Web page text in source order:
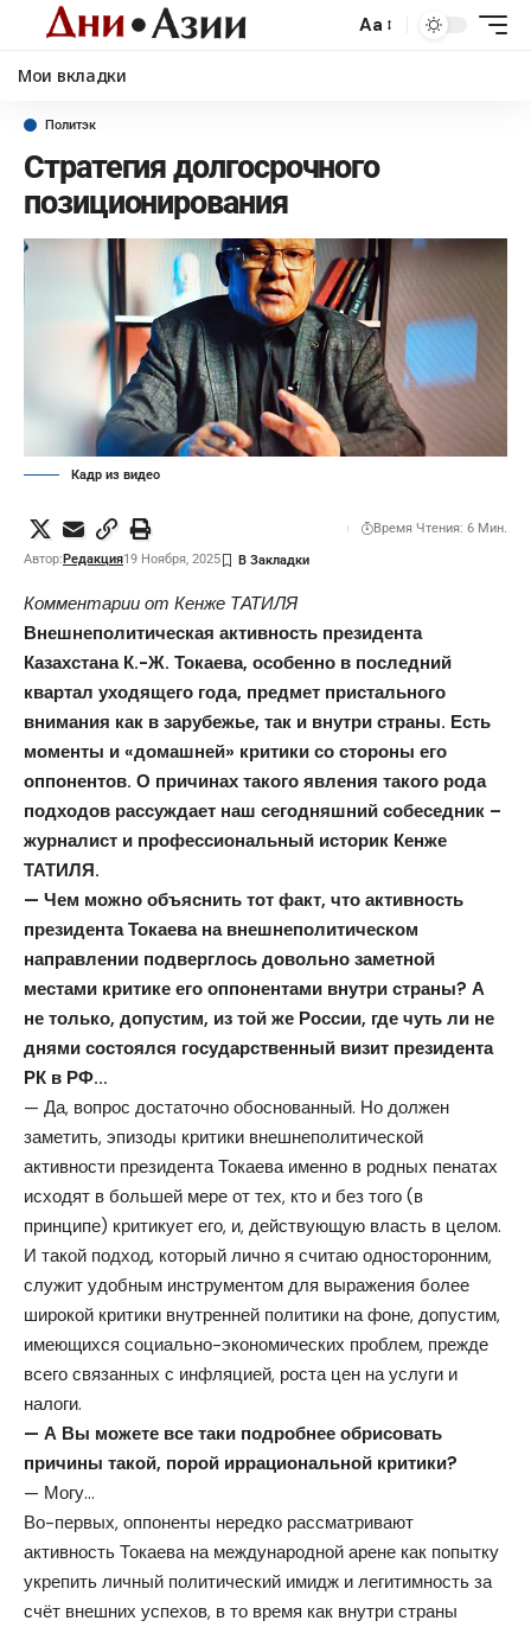
Aa
Мои вкладки
Политэк
Стратегия долгосрочного
позиционирования
Кадр из видео
Автор:Редакция19 Ноября, 2025
Время Чтения: 6 Мин.
Комментарии от Кенже ТАТИЛЯ
Внешнеполитическая активность президента
Казахстана К.-Ж. Токаева, особенно в последний
квартал уходящего года, предмет пристального
внимания как в зарубежье, так и внутри страны. Есть
моменты и «домашней» критики со стороны его
оппонентов. О причинах такого явления такого рода
подходов рассуждает наш сегодняшний собеседник –
журналист и профессиональный историк Кенже
ТАТИЛЯ.
— Чем можно объяснить тот факт, что активность
президента Токаева на внешнеполитическом
направлении подверглось довольно заметной
местами критике его оппонентами внутри страны? А
не только, допустим, из той же России, где чуть ли не
днями состоялся государственный визит президента
РК в РФ…
— Да, вопрос достаточно обоснованный. Но должен
заметить, эпизоды критики внешнеполитической
активности президента Токаева именно в родных пенатах
исходят в большей мере от тех, кто и без того (в
принципе) критикует его, и, действующую власть в целом.
И такой подход, который лично я считаю односторонним,
служит удобным инструментом для выражения более
широкой критики внутренней политики на фоне, допустим,
имеющихся социально-экономических проблем, прежде
всего связанных с инфляцией, роста цен на услуги и
налоги.
— А Вы можете все таки подробнее обрисовать
причины такой, порой иррациональной критики?
— Могу…
Во-первых, оппоненты нередко рассматривают
активность Токаева на международной арене как попытку
укрепить личный политический имидж и легитимность за
счёт внешних успехов, в то время как внутри страны